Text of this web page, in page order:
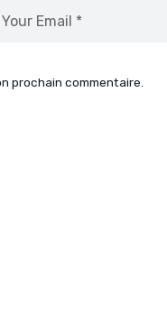
prochain commentaire.